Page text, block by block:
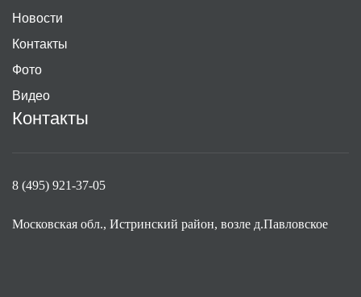
Новости
Контакты
Фото
Видео
Контакты
8 (495) 921-37-05
Московская обл., Истринский район, возле д.Павловское